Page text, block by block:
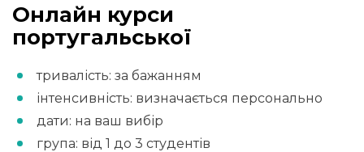
Онлайн курси
португальської
тривалість: за бажанням
інтенсивність: визначається персонально
дати: на ваш вибір
група: від 1 до 3 студентів